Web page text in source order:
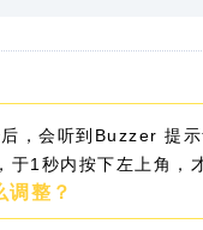
，会听到Buzzer 提
1秒内按下左上角，
整？